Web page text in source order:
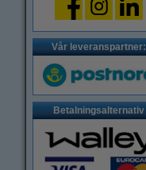
Vår leveranspartner:
Betalningsalternativ